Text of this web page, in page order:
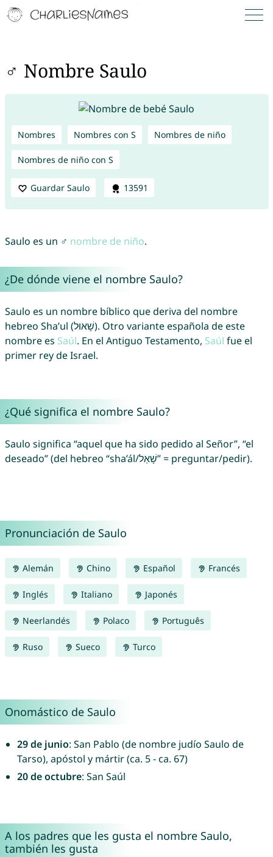
♂ Nombre Saulo
Nombres Nombres con S Nombres de niño
Nombres de niño con S
Guardar Saulo 13591
Saulo es un ♂ nombre de niño.
¿De dónde viene el nombre Saulo?
Saulo es un nombre bíblico que deriva del nombre
hebreo Sha’ul (שָׁאוּל). Otro variante española de este
nombre es Saúl. En el Antiguo Testamento, Saúl fue el
primer rey de Israel.
¿Qué significa el nombre Saulo?
Saulo significa “aquel que ha sido pedido al Señor”, “el
deseado” (del hebreo “sha’ál/שָׁאַל” = preguntar/pedir).
Pronunciación de Saulo
Alemán Chino Español Francés
Inglés Italiano Japonés
Neerlandés Polaco Português
Ruso Sueco Turco
Onomástico de Saulo
29 de junio: San Pablo (de nombre judío Saulo de
Tarso), apóstol y mártir (ca. 5 - ca. 67)
20 de octubre: San Saúl
A los padres que les gusta el nombre Saulo,
también les gusta